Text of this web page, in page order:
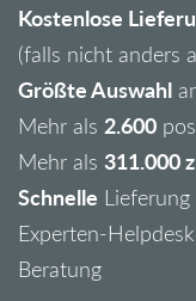
Kostenlose
(falls nicht anders
Größte Auswahl
Mehr als 2.600
Mehr als 311.000
Schnelle Lieferung
Experten-
Beratung